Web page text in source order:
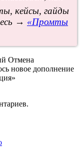
кейсы, гайды
→ «Промты
Отмена
новое дополнение